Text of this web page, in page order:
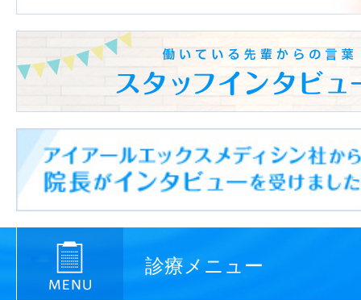
診療メニュー